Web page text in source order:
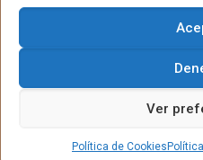
Ver
Política de Cookies
© 2025 Centro Comercial
Política de